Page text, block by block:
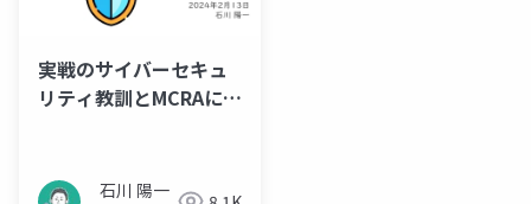
実戦のサイバーセキュ
リティ教訓とMCRAに想
石川 陽一